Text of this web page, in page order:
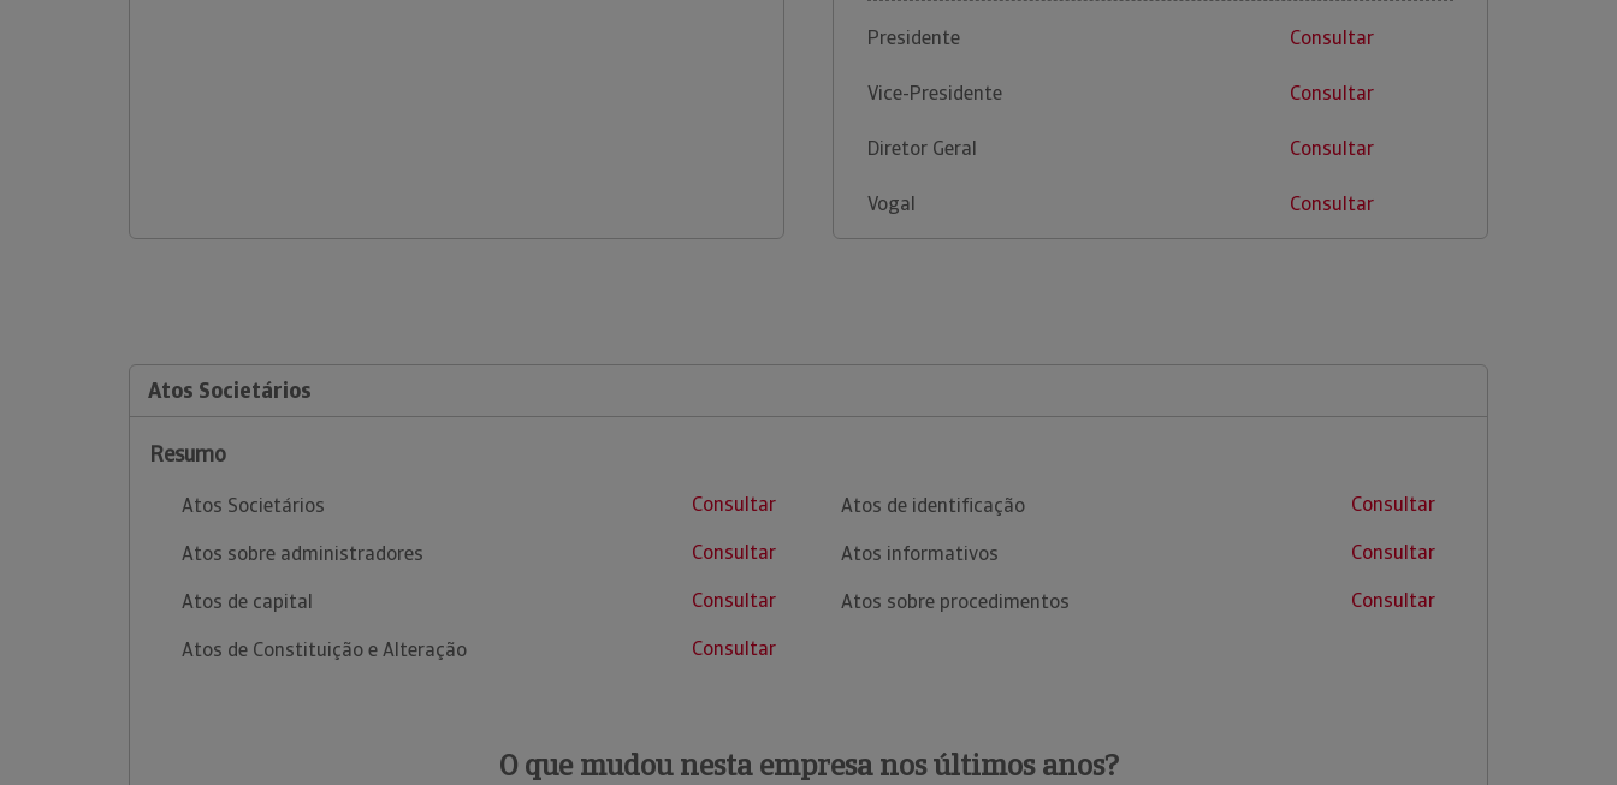
Presidente Consultar
Vice-Presidente Consultar
Diretor Geral Consultar
Vogal Consultar
Atos Societários
Resumo
Atos Societários
Consultar
Atos sobre administradores
Consultar
Atos de capital
Consultar
Atos de Constituição e Alteração
Consultar
Atos de identificação
Consultar
Atos informativos
Consultar
Atos sobre procedimentos
Consultar
O que mudou nesta empresa nos últimos anos?